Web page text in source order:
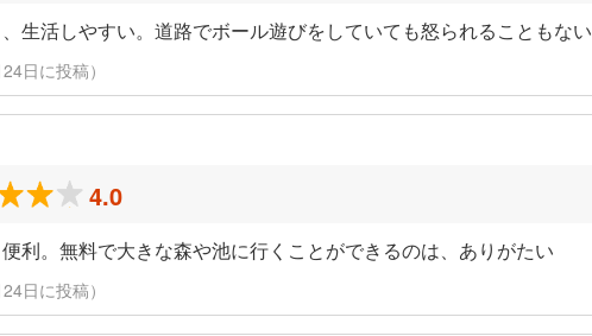
生活しやすい。道路でボール遊びをしていても怒られることもない
日に投稿）
4.0
利。無料で大きな森や池に行くことができるのは、ありがたい
日に投稿）